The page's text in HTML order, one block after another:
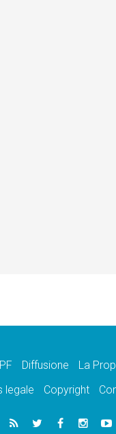
Diffusione La
legale
Copyright